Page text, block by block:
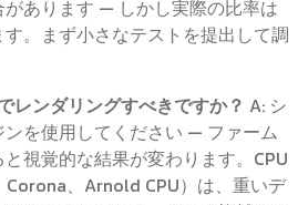
あります — しかし実際の比率は
。まず小さなテストを提出して調
レンダリングすべきですか？ A: シ
を使用してください — ファーム
視覚的な結果が変わります。CPU
Corona、Arnold CPU）は、重いデ